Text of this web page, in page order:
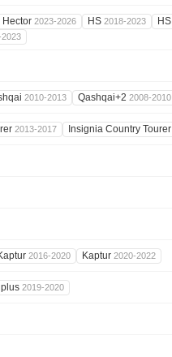
Hector 2023-2026 HS 2018-2023 HS
2010-2013 Qashqai+2 2008-2010
2013-2017 Insignia Country Tourer
2016-2020 Kaptur 2020-2022
2019-2020